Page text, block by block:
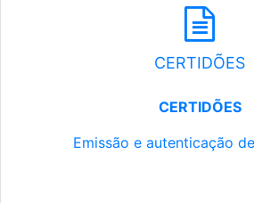
CERTIDÕES
CERTIDÕES
Emissão e autenticação